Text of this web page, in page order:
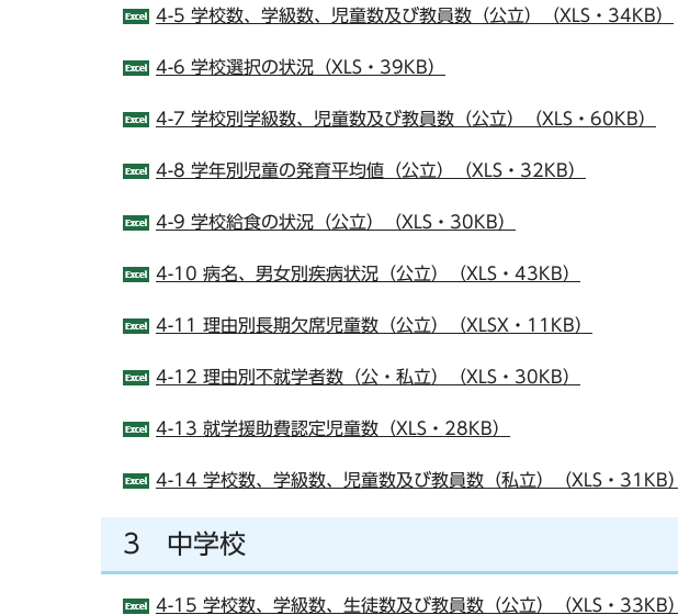
4-5 学校数、学級数、児童数及び教員数（公立）（XLS・34KB）
4-6 学校選択の状況（XLS・39KB）
4-7 学校別学級数、児童数及び教員数（公立）（XLS・60KB）
4-8 学年別児童の発育平均値（公立）（XLS・32KB）
4-9 学校給食の状況（公立）（XLS・30KB）
4-10 病名、男女別疾病状況（公立）（XLS・43KB）
4-11 理由別長期欠席児童数（公立）（XLSX・11KB）
4-12 理由別不就学者数（公・私立）（XLS・30KB）
4-13 就学援助費認定児童数（XLS・28KB）
4-14 学校数、学級数、児童数及び教員数（私立）（XLS・31KB）
3 中学校
4-15 学校数、学級数、生徒数及び教員数（公立）（XLS・33KB）